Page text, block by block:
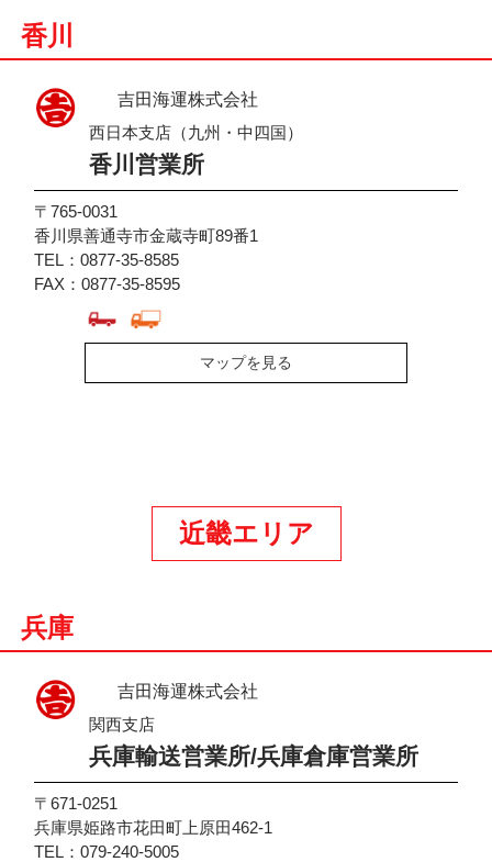
香川
吉田海運株式会社
西日本支店（九州・中四国）
香川営業所
〒765-0031
香川県善通寺市金蔵寺町89番1
TEL：0877-35-8585
FAX：0877-35-8595
マップを見る
近畿エリア
兵庫
吉田海運株式会社
関西支店
兵庫輸送営業所/兵庫倉庫営業所
〒671-0251
兵庫県姫路市花田町上原田462-1
TEL：079-240-5005